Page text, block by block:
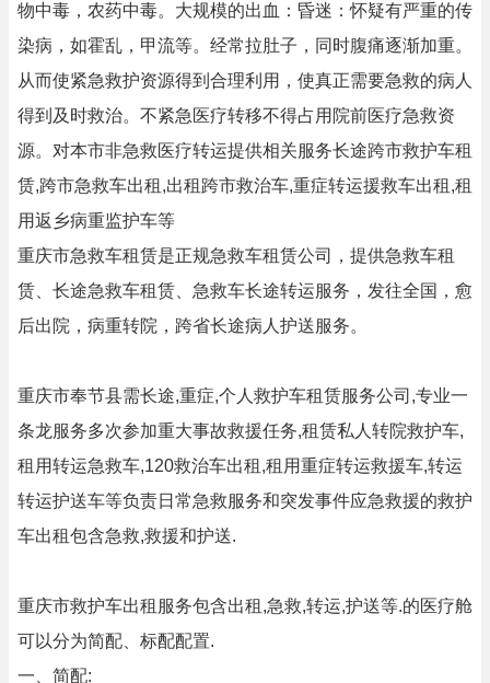
物中毒，农药中毒。大规模的出血：昏迷：怀疑有严重的传
染病，如霍乱，甲流等。经常拉肚子，同时腹痛逐渐加重。
从而使紧急救护资源得到合理利用，使真正需要急救的病人
得到及时救治。不紧急医疗转移不得占用院前医疗急救资
源。对本市非急救医疗转运提供相关服务长途跨市救护车租
赁,跨市急救车出租,出租跨市救治车,重症转运援救车出租,租
用返乡病重监护车等
重庆市急救车租赁是正规急救车租赁公司，提供急救车租
赁、长途急救车租赁、急救车长途转运服务，发往全国，愈
后出院，病重转院，跨省长途病人护送服务。
重庆市奉节县需长途,重症,个人救护车租赁服务公司,专业一
条龙服务多次参加重大事故救援任务,租赁私人转院救护车,
租用转运急救车,120救治车出租,租用重症转运救援车,转运
转运护送车等负责日常急救服务和突发事件应急救援的救护
车出租包含急救,救援和护送.
重庆市救护车出租服务包含出租,急救,转运,护送等.的医疗舱
可以分为简配、标配配置.
一、简配: